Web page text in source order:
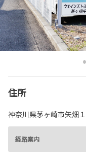
住所
神奈川県茅ヶ崎市矢畑
経路案内